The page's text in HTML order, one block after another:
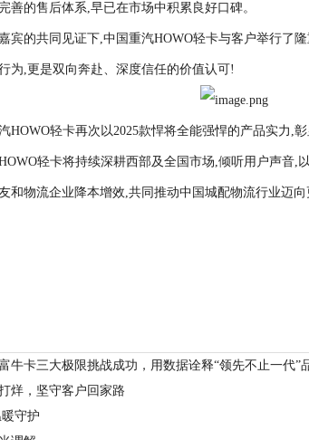
善的售后体系,早已在市场中积累良好口碑。
宾的共同见证下,中国重汽HOWO轻卡与客户举行了
为,更是双向奔赴、深度信任的价值认可!
HOWO轻卡再次以2025款悍将全能强悍的产品实力,
轻卡将持续深耕西部及全国市场,倾听用户声音,
和物流企业降本增效,共同推动中国城配物流行业迈
牛卡三大极限挑战成功，用数据诠释“领先不止一代”
烊，坚守客户回家路
守护